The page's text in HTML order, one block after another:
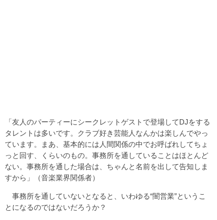
「友人のパーティーにシークレットゲストで登場してDJをする
タレントは多いです。クラブ好き芸能人なんかは楽しんでやっ
ています。まあ、基本的には人間関係の中でお呼ばれしてちょ
っと回す、くらいのもの。事務所を通していることはほとんど
ない。事務所を通した場合は、ちゃんと名前を出して告知しま
すから」（音楽業界関係者）
事務所を通していないとなると、いわゆる“闇営業”というこ
とになるのではないだろうか？